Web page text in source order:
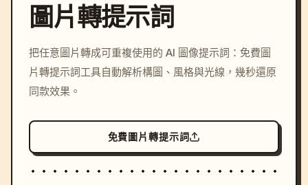
c, cyberpunk sunset, neon
colors, 8k --v 6.0
圖片轉提示詞
把任意圖片轉成可重複使用的 AI 圖像提示詞：免費圖
片轉提示詞工具自動解析構圖、風格與光線，幾秒還原
同款效果。
免費圖片轉提示詞